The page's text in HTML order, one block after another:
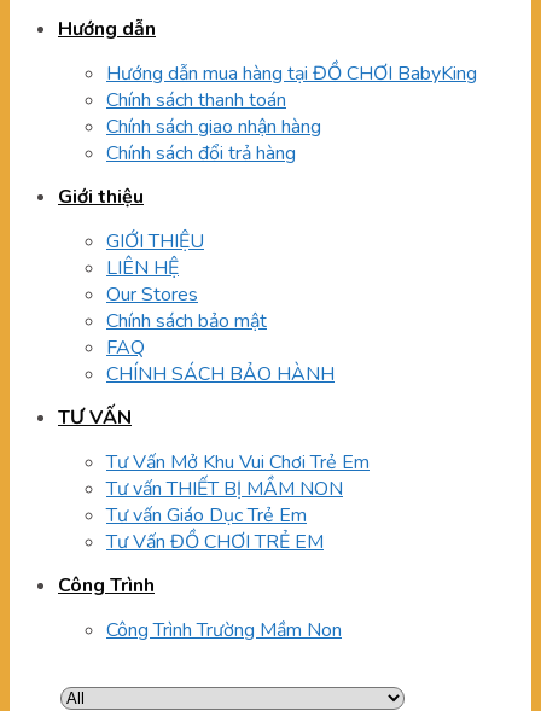
Hướng dẫn
Hướng dẫn mua hàng tại ĐỒ CHƠI BabyKing
Chính sách thanh toán
Chính sách giao nhận hàng
Chính sách đổi trả hàng
Giới thiệu
GIỚI THIỆU
LIÊN HỆ
Our Stores
Chính sách bảo mật
FAQ
CHÍNH SÁCH BẢO HÀNH
TƯ VẤN
Tư Vấn Mở Khu Vui Chơi Trẻ Em
Tư vấn THIẾT BỊ MẦM NON
Tư vấn Giáo Dục Trẻ Em
Tư Vấn ĐỒ CHƠI TRẺ EM
Công Trình
Công Trình Trường Mầm Non